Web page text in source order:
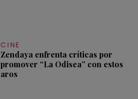
CINE
Zendaya enfrenta críticas por
promover “La Odisea” con estos
aros